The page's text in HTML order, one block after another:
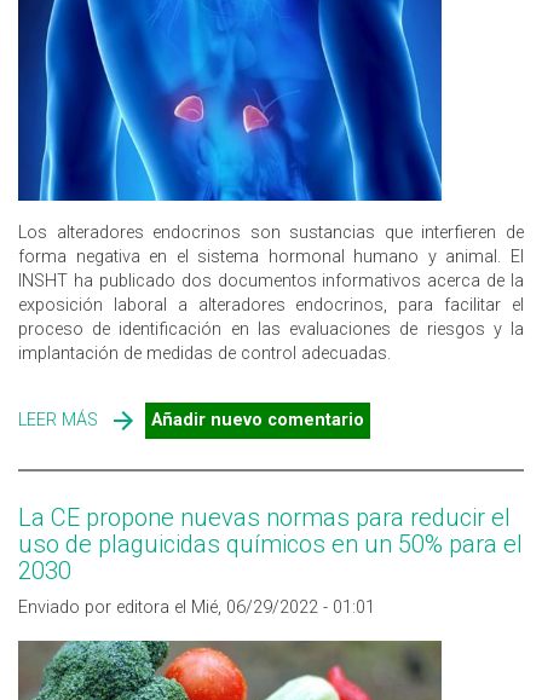
Los alteradores endocrinos son sustancias que interfieren de
forma negativa en el sistema hormonal humano y animal. El
INSHT ha publicado dos documentos informativos acerca de la
exposición laboral a alteradores endocrinos, para facilitar el
proceso de identificación en las evaluaciones de riesgos y la
implantación de medidas de control adecuadas.
LEER MÁS SOBRE ALTERADORES ENDOCRINOS EN EL ÁMBITO
LABORAL: IDENTIFICACIÓN, EVALUACIÓN Y CONTROL
Añadir nuevo comentario
La CE propone nuevas normas para reducir el
uso de plaguicidas químicos en un 50% para el
2030
Enviado por editora el Mié, 06/29/2022 - 01:01